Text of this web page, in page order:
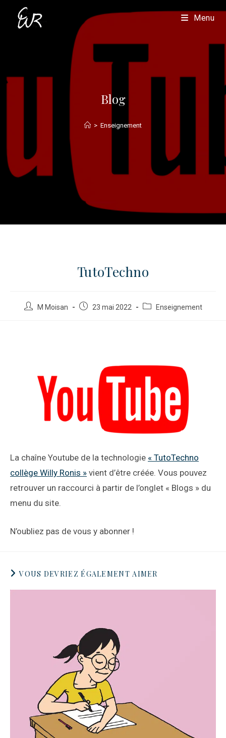
Menu
Blog
> Enseignement
TutoTechno
M Moisan 23 mai 2022 Enseignement
La chaîne Youtube de la technologie « TutoTechno
collège Willy Ronis » vient d’être créée. Vous pouvez
retrouver un raccourci à partir de l’onglet « Blogs » du
menu du site.
N’oubliez pas de vous y abonner !
VOUS DEVRIEZ ÉGALEMENT AIMER